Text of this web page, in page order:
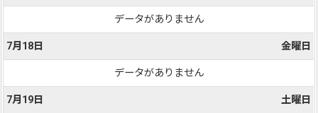
データがありません
7月18日 金曜日
データがありません
7月19日 土曜日